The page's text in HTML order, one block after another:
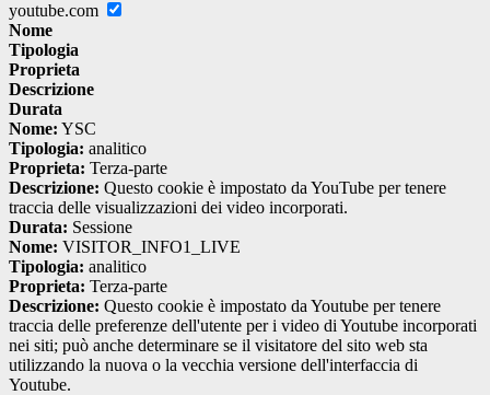
youtube.com
Nome
Tipologia
Proprieta
Descrizione
Durata
Nome: YSC
Tipologia: analitico
Proprieta: Terza-parte
Descrizione: Questo cookie è impostato da YouTube per tenere
traccia delle visualizzazioni dei video incorporati.
Durata: Sessione
Nome: VISITOR_INFO1_LIVE
Tipologia: analitico
Proprieta: Terza-parte
Descrizione: Questo cookie è impostato da Youtube per tenere
traccia delle preferenze dell'utente per i video di Youtube incorporati
nei siti; può anche determinare se il visitatore del sito web sta
utilizzando la nuova o la vecchia versione dell'interfaccia di
Youtube.